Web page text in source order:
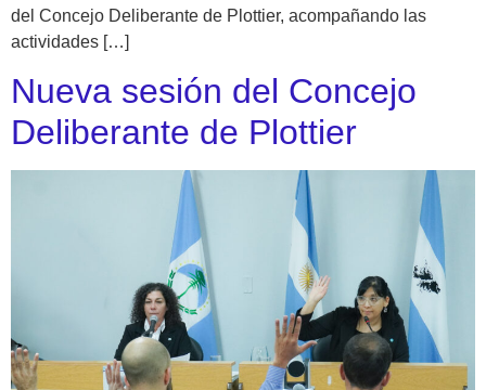
del Concejo Deliberante de Plottier, acompañando las
actividades […]
Nueva sesión del Concejo
Deliberante de Plottier